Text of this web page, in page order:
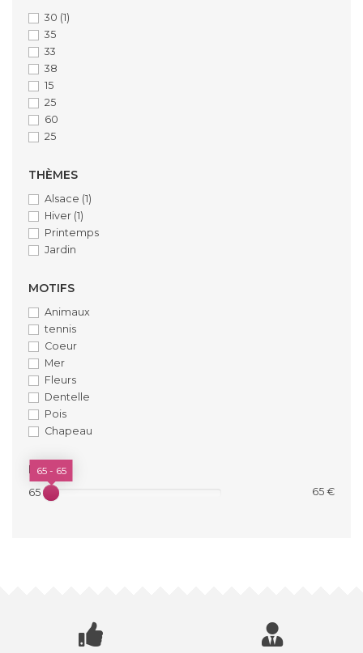
30 (1)
35
33
38
15
25
60
25
THÈMES
Alsace (1)
Hiver (1)
Printemps
Jardin
MOTIFS
Animaux
tennis
Coeur
Mer
Fleurs
Dentelle
Pois
Chapeau
PRIX
65 € 65 €
65 - 65